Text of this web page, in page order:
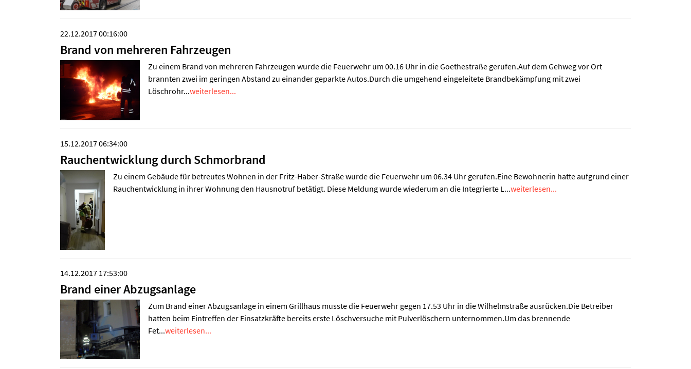
22.12.2017 00:16:00
Brand von mehreren Fahrzeugen
Zu einem Brand von mehreren Fahrzeugen wurde die Feuerwehr um 00.16 Uhr in die Goethestraße gerufen.Auf dem Gehweg vor Ort
brannten zwei im geringen Abstand zu einander geparkte Autos.Durch die umgehend eingeleitete Brandbekämpfung mit zwei
Löschrohr...weiterlesen...
15.12.2017 06:34:00
Rauchentwicklung durch Schmorbrand
Zu einem Gebäude für betreutes Wohnen in der Fritz-Haber-Straße wurde die Feuerwehr um 06.34 Uhr gerufen.Eine Bewohnerin hatte aufgrund einer
Rauchentwicklung in ihrer Wohnung den Hausnotruf betätigt. Diese Meldung wurde wiederum an die Integrierte L...weiterlesen...
14.12.2017 17:53:00
Brand einer Abzugsanlage
Zum Brand einer Abzugsanlage in einem Grillhaus musste die Feuerwehr gegen 17.53 Uhr in die Wilhelmstraße ausrücken.Die Betreiber
hatten beim Eintreffen der Einsatzkräfte bereits erste Löschversuche mit Pulverlöschern unternommen.Um das brennende
Fet...weiterlesen...